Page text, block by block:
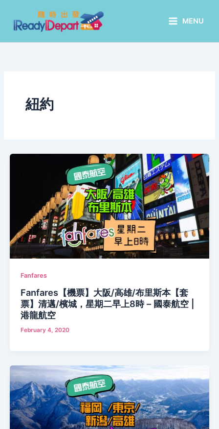
content
MENU
紐約
Fanfares
Fanfares【機票】大阪/高雄/布里斯本【套
票】清邁/檳城，星期二早上8時 – 國泰航空 |
港龍航空
February 4, 2020